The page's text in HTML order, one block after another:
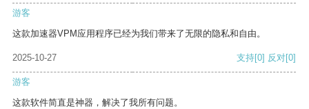
游客
这款加速器VPM应用程序已经为我们带来了无限的隐私和自由。
2025-10-27 支持[0] 反对[0]
游客
这款软件简直是神器，解决了我所有问题。